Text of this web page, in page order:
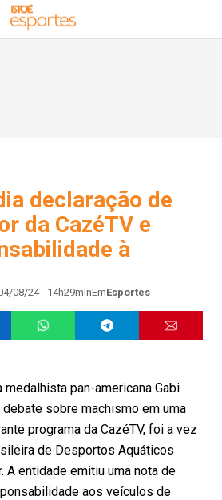
declaração de
da CazéTV e
à
08/24 - 14h29minEmEsportes
pan-americana Gabi
sobre machismo em uma
programa da CazéTV, foi a vez
de Desportos Aquáticos
A entidade emitiu uma nota de
aos veículos de